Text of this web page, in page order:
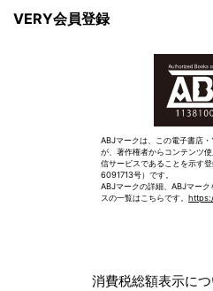
VERY会員登録
ABJマークは、この電子書店
が、著作権者からコンテンツ
信サービスであることを示す
6091713号）です。
ABJマークの詳細、ABJマー
スの一覧はこちらです。
消費税総額表示に